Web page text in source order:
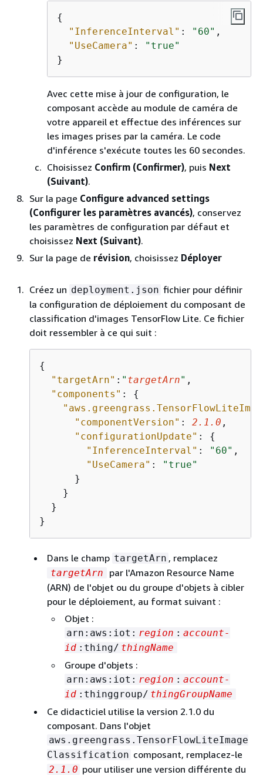
{
"InferenceInterval" : "60" ,
"UseCamera" :
"true"
}
Avec cette mise à jour de configuration, le
composant accède au module de caméra de
votre appareil et effectue des inférences sur
les images prises par la caméra. Le code
d'inférence s'exécute toutes les 60 secondes.
Choisissez Confirm (Confirmer), puis Next
(Suivant).
Sur la page Configure advanced settings
(Configurer les paramètres avancés), conservez
les paramètres de configuration par défaut et
choisissez Next (Suivant).
Sur la page de révision, choisissez Déployer
Créez un deployment.json fichier pour définir
la configuration de déploiement du composant de
classification d'images TensorFlow Lite. Ce fichier
doit ressembler à ce qui suit :
{
"targetArn" : " targetArn" ,
"components" : {
"componentVersion" : 2.1 .0 ,
"configurationUpdate" : {
"InferenceInterval" : "60" ,
"UseCamera" :
"true"
      }
    }
  }
}
Dans le champ targetArn , remplacez
targetArn
par l'Amazon Resource Name
(ARN) de l'objet ou du groupe d'objets à cibler
pour le déploiement, au format suivant :
Objet :
arn:aws:iot: region : account-
id :thing/ thingName
Groupe d'objets :
arn:aws:iot: region : account-
id :thinggroup/ thingGroupName
Ce didacticiel utilise la version 2.1.0 du
composant. Dans l'objet
aws.greengrass.TensorFlowLiteImage
Classification composant, remplacez-le
2.1.0 pour utiliser une version différente du